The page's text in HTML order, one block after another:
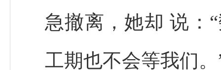
急撤离，她却 说：
工期也不会等我们